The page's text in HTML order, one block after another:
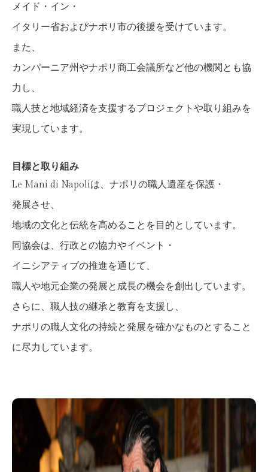
メイド・イン・
イタリー省およびナポリ市の後援を受けています。
また、
カンパーニア州やナポリ商工会議所など他の機関とも協
力し、
職人技と地域経済を支援するプロジェクトや取り組みを
実現しています。
目標と取り組み
Le Mani di Napoliは、ナポリの職人遺産を保護・
発展させ、
地域の文化と伝統を高めることを目的としています。
同協会は、行政との協力やイベント・
イニシアティブの推進を通じて、
職人や地元企業の発展と成長の機会を創出しています。
さらに、職人技の継承と教育を支援し、
ナポリの職人文化の持続と発展を確かなものとすること
に尽力しています。